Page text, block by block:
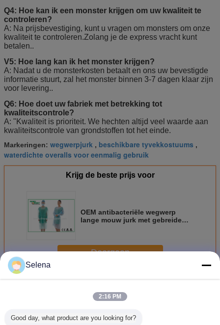
Q4: Hoe kan ik een monster krijgen om uw kwaliteit te
controleren?
A: Na prijsbevestiging, kunt u vragen om monsters om onze
kwaliteit te controleren.Zolang je de express vracht kunt
betalen..
V5: Hoe lang kan ik het monster krijgen?
A: Nadat u de monsterkosten betaalt en ons uw bevestigde
informatie stuurt, zal het monster binnen 3-7 dagen klaar zijn
voor levering..
Q6: Hoe doet uw fabriek met betrekking tot
kwaliteitscontrole?
A: "Kwaliteit is prioriteit. We hechten altijd veel waarde aan
kwaliteitscontrole van grondstoffen tot het einde.
Markeringen: wegwerpjurk , beschikbare tyvekkostuums ,
waterdichte overalls voor eenmalig gebruik
Krijg de beste prijs voor
OEM antibacteriële wegwerp
lange mouw jurk met gebreide
Doorgaan
MeerWegwerp isolatiejassen
Selena
2:16 PM
Good day, what product are you looking for?